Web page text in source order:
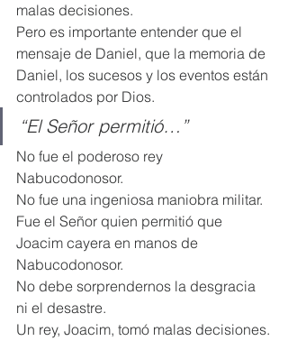
malas decisiones.
Pero es importante entender que el
mensaje de Daniel, que la memoria de
Daniel, los sucesos y los eventos están
controlados por Dios.
“El Señor permitió…”
No fue el poderoso rey
Nabucodonosor.
No fue una ingeniosa maniobra militar.
Fue el Señor quien permitió que
Joacim cayera en manos de
Nabucodonosor.
No debe sorprendernos la desgracia
ni el desastre.
Un rey, Joacim, tomó malas decisiones.